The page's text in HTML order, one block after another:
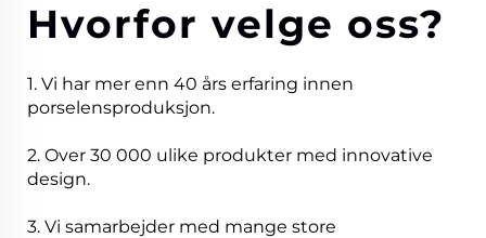
Hvorfor velge oss?
1. Vi har mer enn 40 års erfaring innen
porselensproduksjon.
2. Over 30 000 ulike produkter med innovative
design.
3. Vi samarbejder med mange store